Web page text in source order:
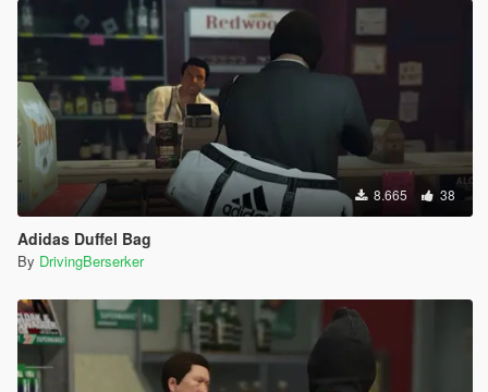
8.665 38
Adidas Duffel Bag
By DrivingBerserker